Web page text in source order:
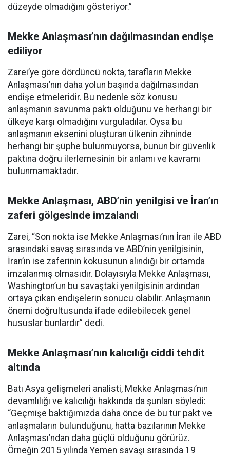
düzeyde olmadığını gösteriyor.”
Mekke Anlaşması’nın dağılmasından endişe
ediliyor
Zarei’ye göre dördüncü nokta, tarafların Mekke
Anlaşması’nın daha yolun başında dağılmasından
endişe etmeleridir. Bu nedenle söz konusu
anlaşmanın savunma paktı olduğunu ve herhangi bir
ülkeye karşı olmadığını vurguladılar. Oysa bu
anlaşmanın eksenini oluşturan ülkenin zihninde
herhangi bir şüphe bulunmuyorsa, bunun bir güvenlik
paktına doğru ilerlemesinin bir anlamı ve kavramı
bulunmamaktadır.
Mekke Anlaşması, ABD’nin yenilgisi ve İran’ın
zaferi gölgesinde imzalandı
Zarei, “Son nokta ise Mekke Anlaşması’nın İran ile ABD
arasındaki savaş sırasında ve ABD’nin yenilgisinin,
İran’ın ise zaferinin kokusunun alındığı bir ortamda
imzalanmış olmasıdır. Dolayısıyla Mekke Anlaşması,
Washington’un bu savaştaki yenilgisinin ardından
ortaya çıkan endişelerin sonucu olabilir. Anlaşmanın
önemi doğrultusunda ifade edilebilecek genel
hususlar bunlardır” dedi.
Mekke Anlaşması’nın kalıcılığı ciddi tehdit
altında
Batı Asya gelişmeleri analisti, Mekke Anlaşması’nın
devamlılığı ve kalıcılığı hakkında da şunları söyledi:
“Geçmişe baktığımızda daha önce de bu tür pakt ve
anlaşmaların bulunduğunu, hatta bazılarının Mekke
Anlaşması’ndan daha güçlü olduğunu görürüz.
Örneğin 2015 yılında Yemen savaşı sırasında 19